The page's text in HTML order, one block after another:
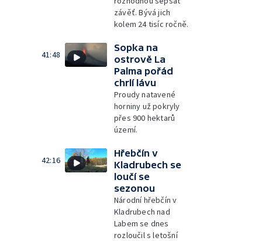
závěť. Bývá jich
kolem 24 tisíc ročně.
41:48
Sopka na
ostrově La
Palma pořád
chrlí lávu
Proudy natavené
horniny už pokryly
přes 900 hektarů
území.
42:16
Hřebčín v
Kladrubech se
loučí se
sezonou
Národní hřebčín v
Kladrubech nad
Labem se dnes
rozloučil s letošní